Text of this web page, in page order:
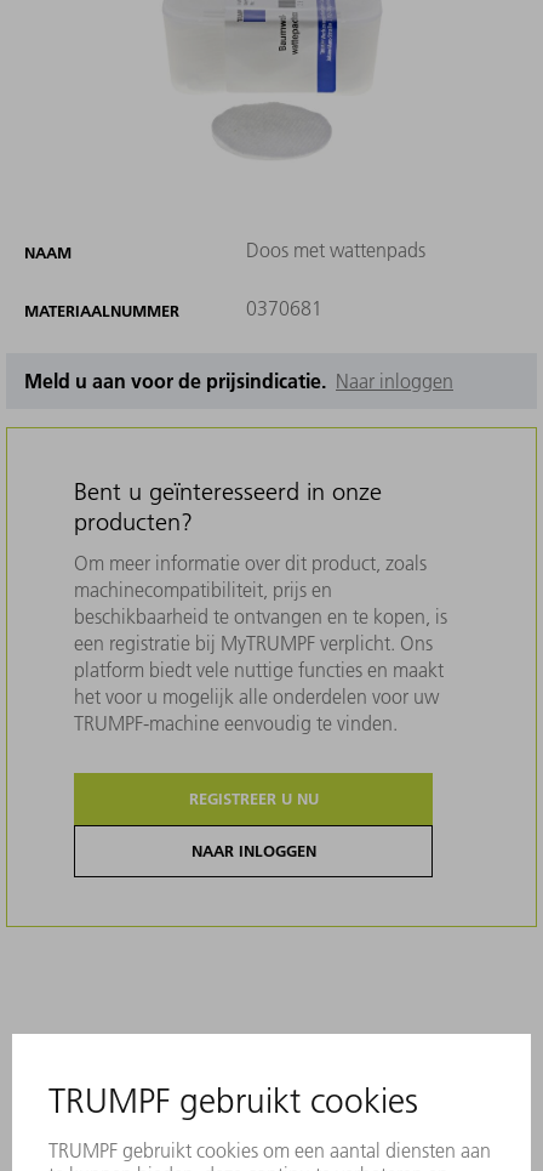
NAAM Doos met wattenpads
MATERIAALNUMMER 0370681
Meld u aan voor de prijsindicatie. Naar inloggen
Bent u geïnteresseerd in onze
producten?
Om meer informatie over dit product, zoals
machinecompatibiliteit, prijs en
beschikbaarheid te ontvangen en te kopen, is
een registratie bij MyTRUMPF verplicht. Ons
platform biedt vele nuttige functies en maakt
het voor u mogelijk alle onderdelen voor uw
TRUMPF-machine eenvoudig te vinden.
REGISTREER U NU
NAAR INLOGGEN